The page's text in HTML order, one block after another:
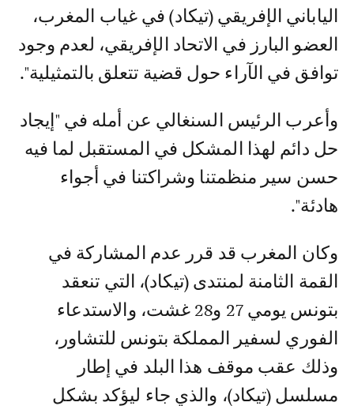
الياباني الإفريقي (تيكاد) في غياب المغرب،
العضو البارز في الاتحاد الإفريقي، لعدم وجود
توافق في الآراء حول قضية تتعلق بالتمثيلية".
وأعرب الرئيس السنغالي عن أمله في "إيجاد
حل دائم لهذا المشكل في المستقبل لما فيه
حسن سير منظمتنا وشراكتنا في أجواء
هادئة".
وكان المغرب قد قرر عدم المشاركة في
القمة الثامنة لمنتدى (تيكاد)، التي تنعقد
بتونس يومي 27 و28 غشت، والاستدعاء
الفوري لسفير المملكة بتونس للتشاور،
وذلك عقب موقف هذا البلد في إطار
مسلسل (تيكاد)، والذي جاء ليؤكد بشكل